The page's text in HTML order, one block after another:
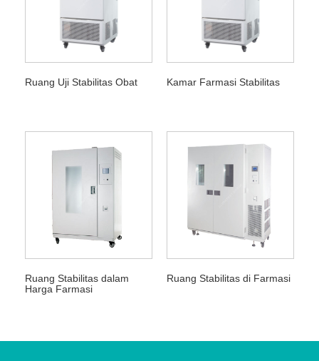
Ruang Uji Stabilitas Obat Kamar Farmasi Stabilitas
Ruang Stabilitas dalam
Harga Farmasi
Ruang Stabilitas di Farmasi